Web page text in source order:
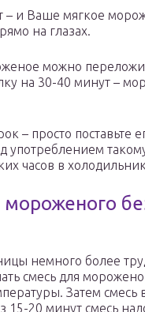
– и Ваше мягкое
на глазах.
можно
на 30-40 минут –
– просто поставьте
употреблением
часов в
немного более
смесь для
Затем смесь
20 минут смесь